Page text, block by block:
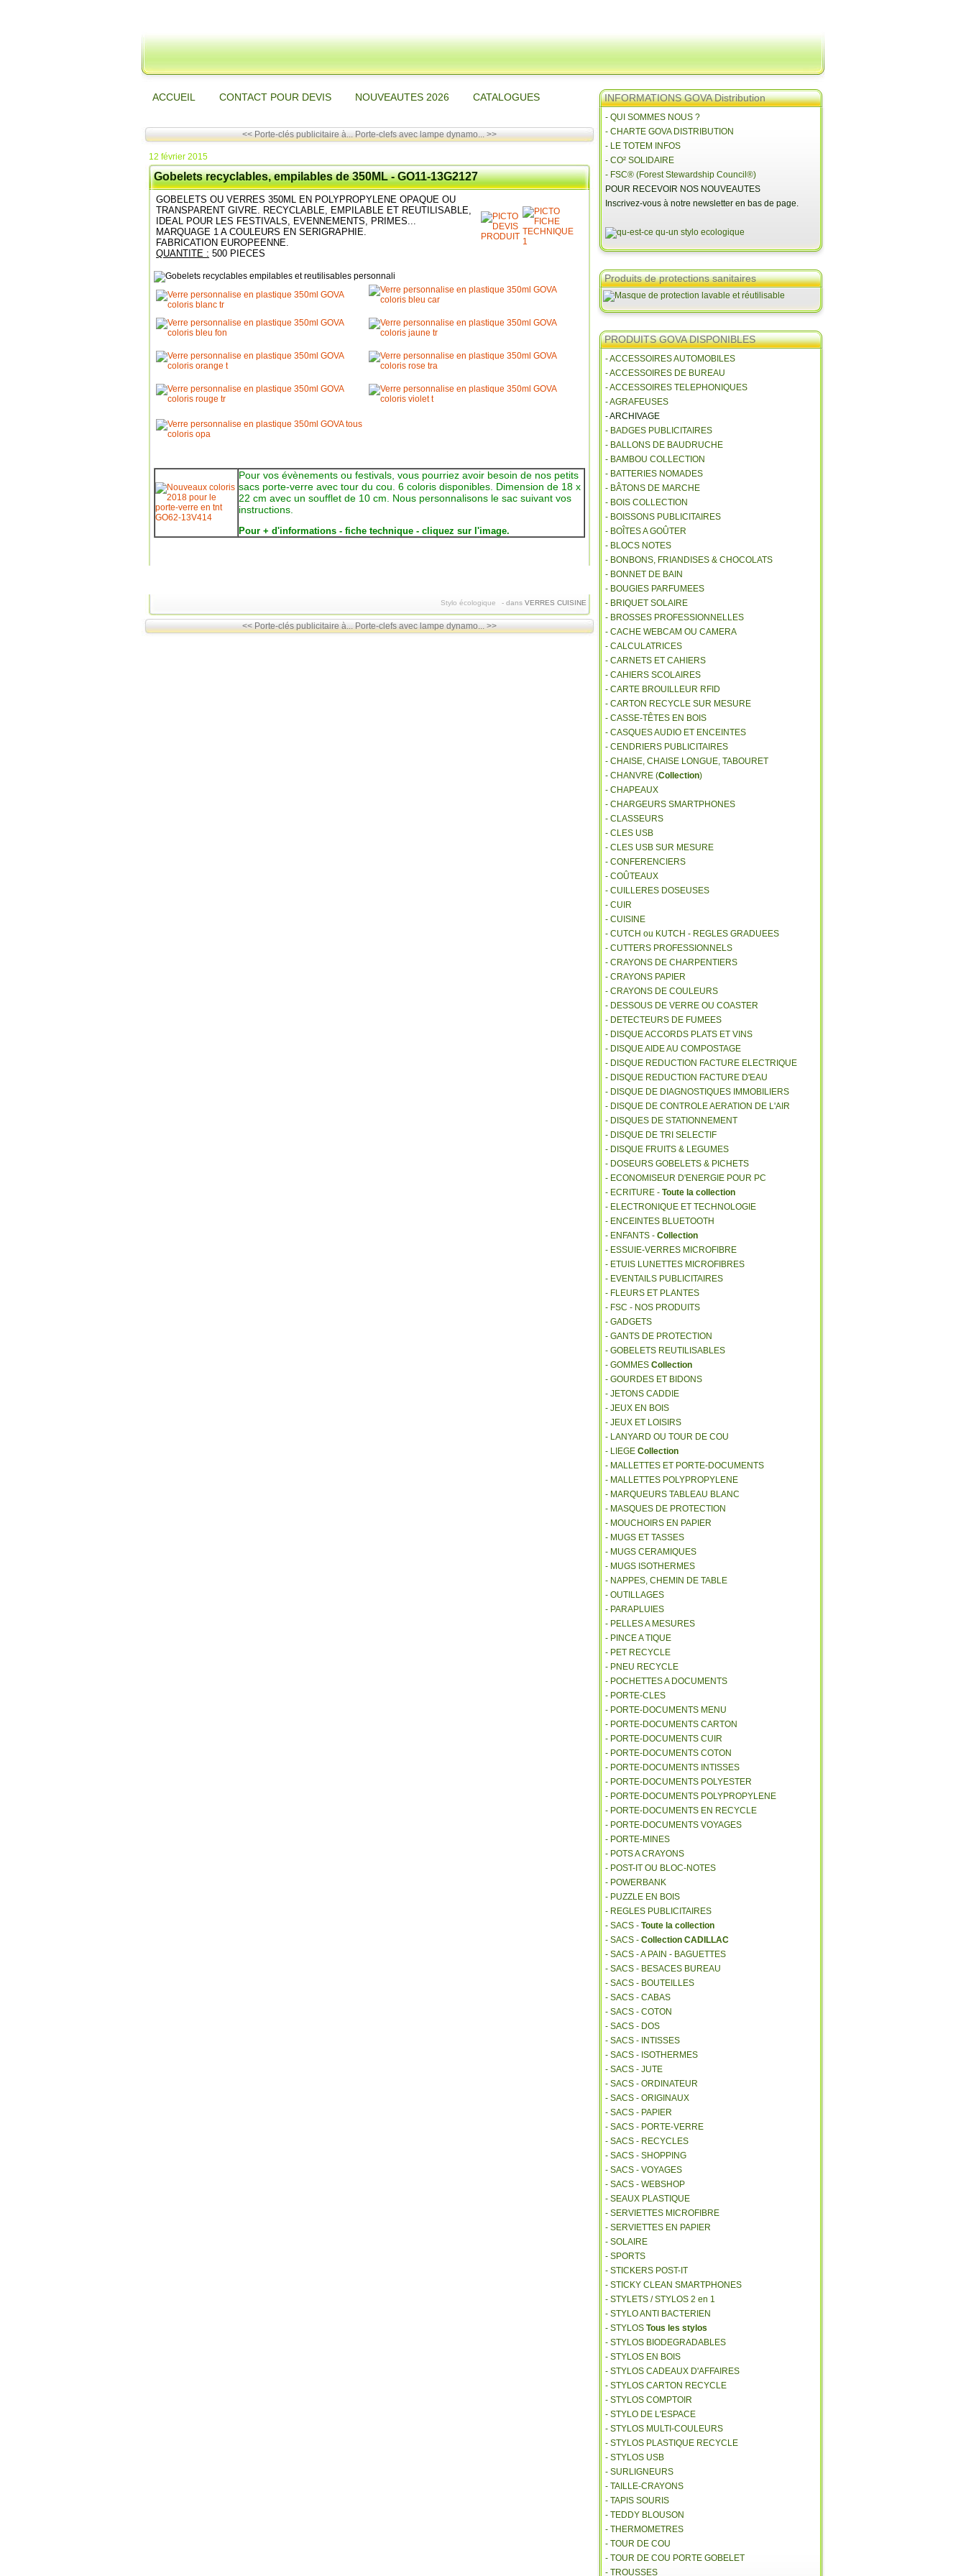
ACCUEIL CONTACT POUR DEVIS NOUVEAUTES 2026 CATALOGUES
<< Porte-clés publicitaire à... Porte-clefs avec lampe dynamo... >>
12 février 2015
Gobelets recyclables, empilables de 350ML - GO11-13G2127
GOBELETS OU VERRES 350ML EN POLYPROPYLENE OPAQUE OU
TRANSPARENT GIVRE. RECYCLABLE, EMPILABLE ET REUTILISABLE,
IDEAL POUR LES FESTIVALS, EVENNEMENTS, PRIMES...
MARQUAGE 1 A COULEURS EN SERIGRAPHIE.
FABRICATION EUROPEENNE.
QUANTITE : 500 PIECES
Pour vos évènements ou festivals, vous pourriez avoir besoin de nos petits
sacs porte-verre avec tour du cou. 6 coloris disponibles. Dimension de 18 x
22 cm avec un soufflet de 10 cm. Nous personnalisons le sac suivant vos
instructions.
Pour + d'informations - fiche technique - cliquez sur l'image.
Stylo écologique - dans VERRES CUISINE
<< Porte-clés publicitaire à... Porte-clefs avec lampe dynamo... >>
INFORMATIONS GOVA Distribution
- QUI SOMMES NOUS ?
- CHARTE GOVA DISTRIBUTION
- LE TOTEM INFOS
- CO² SOLIDAIRE
- FSC® (Forest Stewardship Council®)
POUR RECEVOIR NOS NOUVEAUTES
Inscrivez-vous à notre newsletter en bas de page.
Produits de protections sanitaires
PRODUITS GOVA DISPONIBLES
- ACCESSOIRES AUTOMOBILES
- ACCESSOIRES DE BUREAU
- ACCESSOIRES TELEPHONIQUES
- AGRAFEUSES
- ARCHIVAGE
- BADGES PUBLICITAIRES
- BALLONS DE BAUDRUCHE
- BAMBOU COLLECTION
- BATTERIES NOMADES
- BÂTONS DE MARCHE
- BOIS COLLECTION
- BOISSONS PUBLICITAIRES
- BOÎTES A GOÛTER
- BLOCS NOTES
- BONBONS, FRIANDISES & CHOCOLATS
- BONNET DE BAIN
- BOUGIES PARFUMEES
- BRIQUET SOLAIRE
- BROSSES PROFESSIONNELLES
- CACHE WEBCAM OU CAMERA
- CALCULATRICES
- CARNETS ET CAHIERS
- CAHIERS SCOLAIRES
- CARTE BROUILLEUR RFID
- CARTON RECYCLE SUR MESURE
- CASSE-TÊTES EN BOIS
- CASQUES AUDIO ET ENCEINTES
- CENDRIERS PUBLICITAIRES
- CHAISE, CHAISE LONGUE, TABOURET
- CHANVRE (Collection)
- CHAPEAUX
- CHARGEURS SMARTPHONES
- CLASSEURS
- CLES USB
- CLES USB SUR MESURE
- CONFERENCIERS
- COÛTEAUX
- CUILLERES DOSEUSES
- CUIR
- CUISINE
- CUTCH ou KUTCH - REGLES GRADUEES
- CUTTERS PROFESSIONNELS
- CRAYONS DE CHARPENTIERS
- CRAYONS PAPIER
- CRAYONS DE COULEURS
- DESSOUS DE VERRE OU COASTER
- DETECTEURS DE FUMEES
- DISQUE ACCORDS PLATS ET VINS
- DISQUE AIDE AU COMPOSTAGE
- DISQUE REDUCTION FACTURE ELECTRIQUE
- DISQUE REDUCTION FACTURE D'EAU
- DISQUE DE DIAGNOSTIQUES IMMOBILIERS
- DISQUE DE CONTROLE AERATION DE L'AIR
- DISQUES DE STATIONNEMENT
- DISQUE DE TRI SELECTIF
- DISQUE FRUITS & LEGUMES
- DOSEURS GOBELETS & PICHETS
- ECONOMISEUR D'ENERGIE POUR PC
- ECRITURE - Toute la collection
- ELECTRONIQUE ET TECHNOLOGIE
- ENCEINTES BLUETOOTH
- ENFANTS - Collection
- ESSUIE-VERRES MICROFIBRE
- ETUIS LUNETTES MICROFIBRES
- EVENTAILS PUBLICITAIRES
- FLEURS ET PLANTES
- FSC - NOS PRODUITS
- GADGETS
- GANTS DE PROTECTION
- GOBELETS REUTILISABLES
- GOMMES Collection
- GOURDES ET BIDONS
- JETONS CADDIE
- JEUX EN BOIS
- JEUX ET LOISIRS
- LANYARD OU TOUR DE COU
- LIEGE Collection
- MALLETTES ET PORTE-DOCUMENTS
- MALLETTES POLYPROPYLENE
- MARQUEURS TABLEAU BLANC
- MASQUES DE PROTECTION
- MOUCHOIRS EN PAPIER
- MUGS ET TASSES
- MUGS CERAMIQUES
- MUGS ISOTHERMES
- NAPPES, CHEMIN DE TABLE
- OUTILLAGES
- PARAPLUIES
- PELLES A MESURES
- PINCE A TIQUE
- PET RECYCLE
- PNEU RECYCLE
- POCHETTES A DOCUMENTS
- PORTE-CLES
- PORTE-DOCUMENTS MENU
- PORTE-DOCUMENTS CARTON
- PORTE-DOCUMENTS CUIR
- PORTE-DOCUMENTS COTON
- PORTE-DOCUMENTS INTISSES
- PORTE-DOCUMENTS POLYESTER
- PORTE-DOCUMENTS POLYPROPYLENE
- PORTE-DOCUMENTS EN RECYCLE
- PORTE-DOCUMENTS VOYAGES
- PORTE-MINES
- POTS A CRAYONS
- POST-IT OU BLOC-NOTES
- POWERBANK
- PUZZLE EN BOIS
- REGLES PUBLICITAIRES
- SACS - Toute la collection
- SACS - Collection CADILLAC
- SACS - A PAIN - BAGUETTES
- SACS - BESACES BUREAU
- SACS - BOUTEILLES
- SACS - CABAS
- SACS - COTON
- SACS - DOS
- SACS - INTISSES
- SACS - ISOTHERMES
- SACS - JUTE
- SACS - ORDINATEUR
- SACS - ORIGINAUX
- SACS - PAPIER
- SACS - PORTE-VERRE
- SACS - RECYCLES
- SACS - SHOPPING
- SACS - VOYAGES
- SACS - WEBSHOP
- SEAUX PLASTIQUE
- SERVIETTES MICROFIBRE
- SERVIETTES EN PAPIER
- SOLAIRE
- SPORTS
- STICKERS POST-IT
- STICKY CLEAN SMARTPHONES
- STYLETS / STYLOS 2 en 1
- STYLO ANTI BACTERIEN
- STYLOS Tous les stylos
- STYLOS BIODEGRADABLES
- STYLOS EN BOIS
- STYLOS CADEAUX D'AFFAIRES
- STYLOS CARTON RECYCLE
- STYLOS COMPTOIR
- STYLO DE L'ESPACE
- STYLOS MULTI-COULEURS
- STYLOS PLASTIQUE RECYCLE
- STYLOS USB
- SURLIGNEURS
- TAILLE-CRAYONS
- TAPIS SOURIS
- TEDDY BLOUSON
- THERMOMETRES
- TOUR DE COU
- TOUR DE COU PORTE GOBELET
- TROUSSES